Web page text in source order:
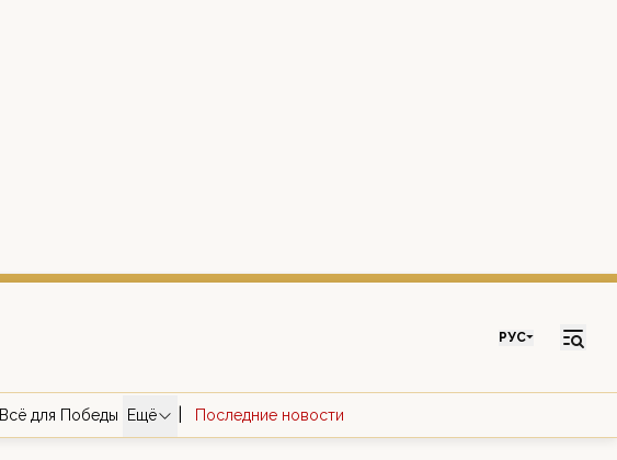
РУС
Всё для Победы Ещё Последние новости